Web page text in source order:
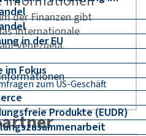
in der EU
im Fokus
zum US-Geschäft
Produkte (EUDR)
der Finanzen gibt
Internationale
Venezuela.